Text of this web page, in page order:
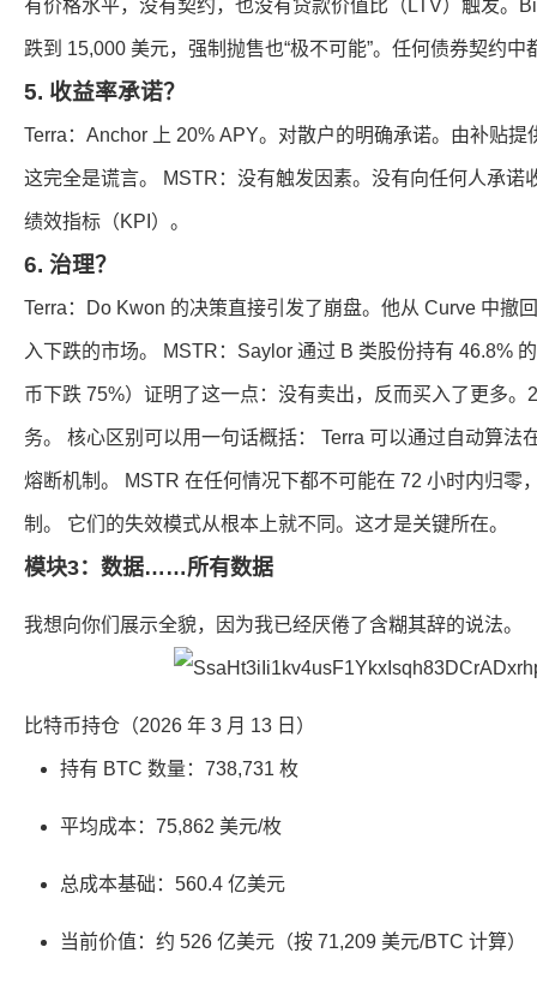
有价格水平，没有契约，也没有贷款价值比（LTV）触发。
跌到 15,000 美元，强制抛售也“极不可能”。任何债券契约
5. 收益率承诺？
Terra：Anchor 上 20% APY。对散户的明确承诺。由补贴
这完全是谎言。 MSTR：没有触发因素。没有向任何人承诺
绩效指标（KPI）。
6. 治理？
Terra：Do Kwon 的决策直接引发了崩盘。他从 Curve 中撤
入下跌的市场。 MSTR：Saylor 通过 B 类股份持有 46.8%
币下跌 75%）证明了这一点：没有卖出，反而买入了更多
务。 核心区别可以用一句话概括： Terra 可以通过自动算法
熔断机制。 MSTR 在任何情况下都不可能在 72 小时内归零
制。 它们的失效模式从根本上就不同。这才是关键所在。
模块3：数据……所有数据
我想向你们展示全貌，因为我已经厌倦了含糊其辞的说法。
比特币持仓（2026 年 3 月 13 日）
持有 BTC 数量：738,731 枚
平均成本：75,862 美元/枚
总成本基础：560.4 亿美元
当前价值：约 526 亿美元（按 71,209 美元/BTC 计算）